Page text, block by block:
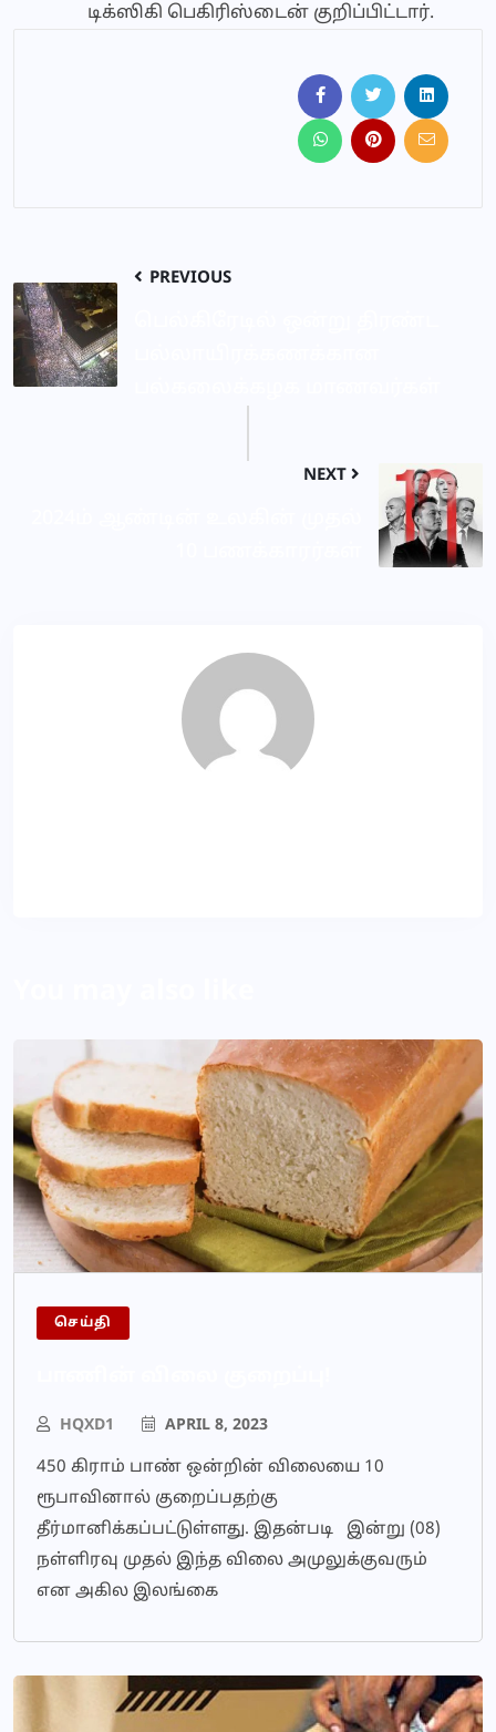
டிக்ஸிகி பெகிரிஸ்டைன் குறிப்பிட்டார்.
PREVIOUS
NEXT
செய்தி
HQXD1 APRIL 8, 2023
450 கிராம் பாண் ஒன்றின் விலையை 10
ரூபாவினால் குறைப்பதற்கு
தீர்மானிக்கப்பட்டுள்ளது. இதன்படி இன்று (08)
நள்ளிரவு முதல் இந்த விலை அமுலுக்குவரும்
என அகில இலங்கை